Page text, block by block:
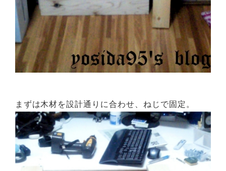
まずは木材を設計通りに合わせ、ねじで固定。